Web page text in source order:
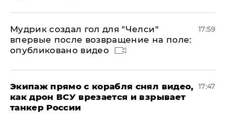
Мудрик создал гол для "Челси"
впервые после возвращение на поле:
опубликовано видео
17:59
Экипаж прямо с корабля снял видео,
как дрон ВСУ врезается и взрывает
танкер России
17:47